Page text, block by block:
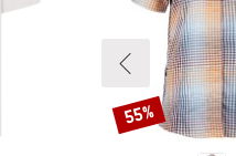
Rabatt
55%